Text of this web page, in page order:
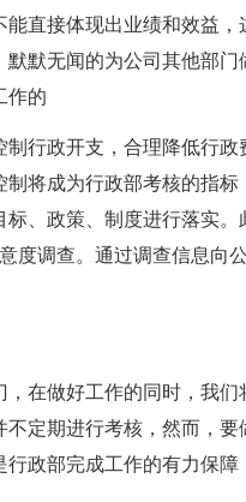
直接体现出业绩和效益
默无闻的为公司其他部
作的
制行政开支，合理降低行
将成为行政部考核的指
标、政策、制度进行落实
度调查。通过调查信息向
在做好工作的同时，我
定期进行考核，然而，
政部完成工作的有力保障